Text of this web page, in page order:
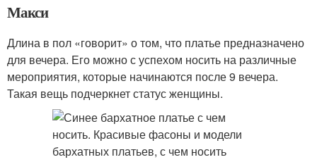
Макси
Длина в пол «говорит» о том, что платье предназначено
для вечера. Его можно с успехом носить на различные
мероприятия, которые начинаются после 9 вечера.
Такая вещь подчеркнет статус женщины.